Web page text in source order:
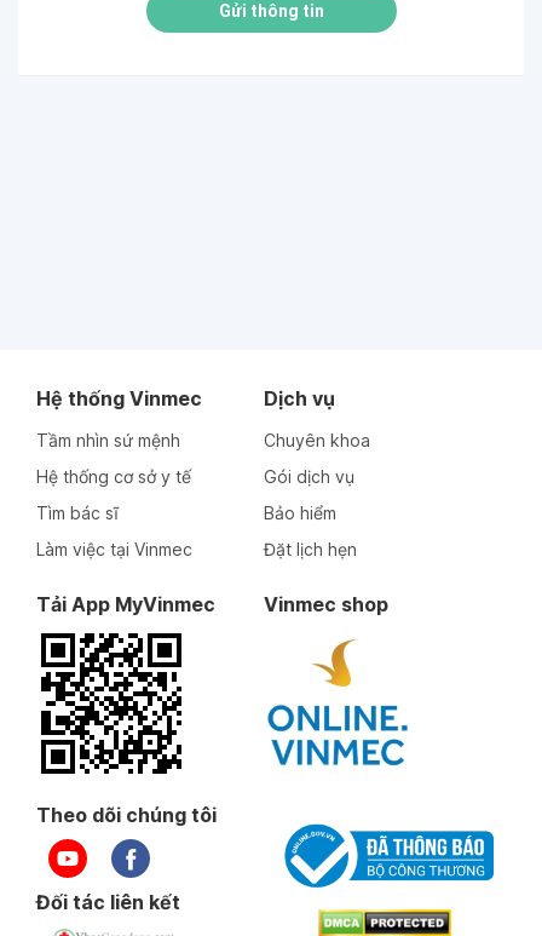
Gửi thông tin
Hệ thống Vinmec
Tầm nhìn sứ mệnh
Hệ thống cơ sở y tế
Tìm bác sĩ
Làm việc tại Vinmec
Dịch vụ
Chuyên khoa
Gói dịch vụ
Bảo hiểm
Đặt lịch hẹn
Tải App MyVinmec Vinmec shop
Theo dõi chúng tôi
Đối tác liên kết